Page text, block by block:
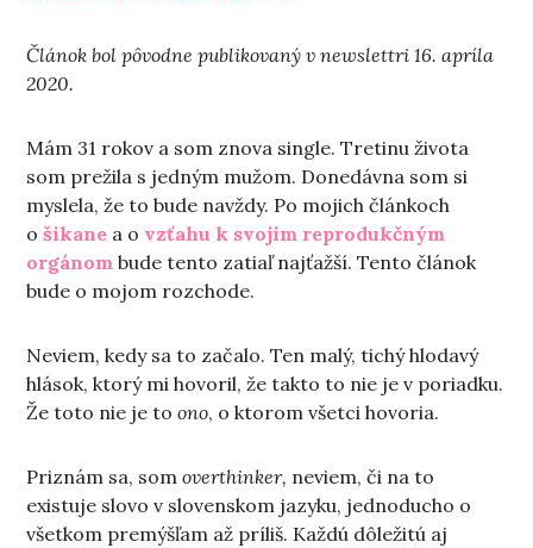
Článok bol pôvodne publikovaný v newslettri 16. apríla
2020.
Mám 31 rokov a som znova single. Tretinu života
som prežila s jedným mužom. Donedávna som si
myslela, že to bude navždy. Po mojich článkoch
ošikane a o vzťahu k svojim reprodukčným
orgánom bude tento zatiaľ najťažší. Tento článok
bude o mojom rozchode.
Neviem, kedy sa to začalo. Ten malý, tichý hlodavý
hlások, ktorý mi hovoril, že takto to nie je v poriadku.
Že toto nie je toono, o ktorom všetci hovoria.
Priznám sa, somoverthinker, neviem, či na to
existuje slovo v slovenskom jazyku, jednoducho o
všetkom premýšľam až príliš. Každú dôležitú aj